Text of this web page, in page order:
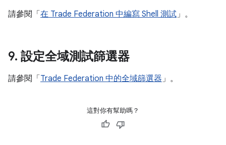
請參閱「 在 Trade Federation 中編寫 Shell 測試」。
9. 設定全域測試篩選器
請參閱「 Trade Federation 中的全域篩選器」。
這對你有幫助嗎？